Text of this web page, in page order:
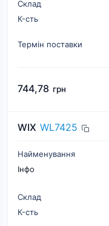
Склад
К-cть
Термін поставки
744,78 грн
WIX WL7425
Найменування
Інфо
Склад
К-cть